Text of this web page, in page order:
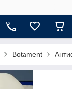
Botament